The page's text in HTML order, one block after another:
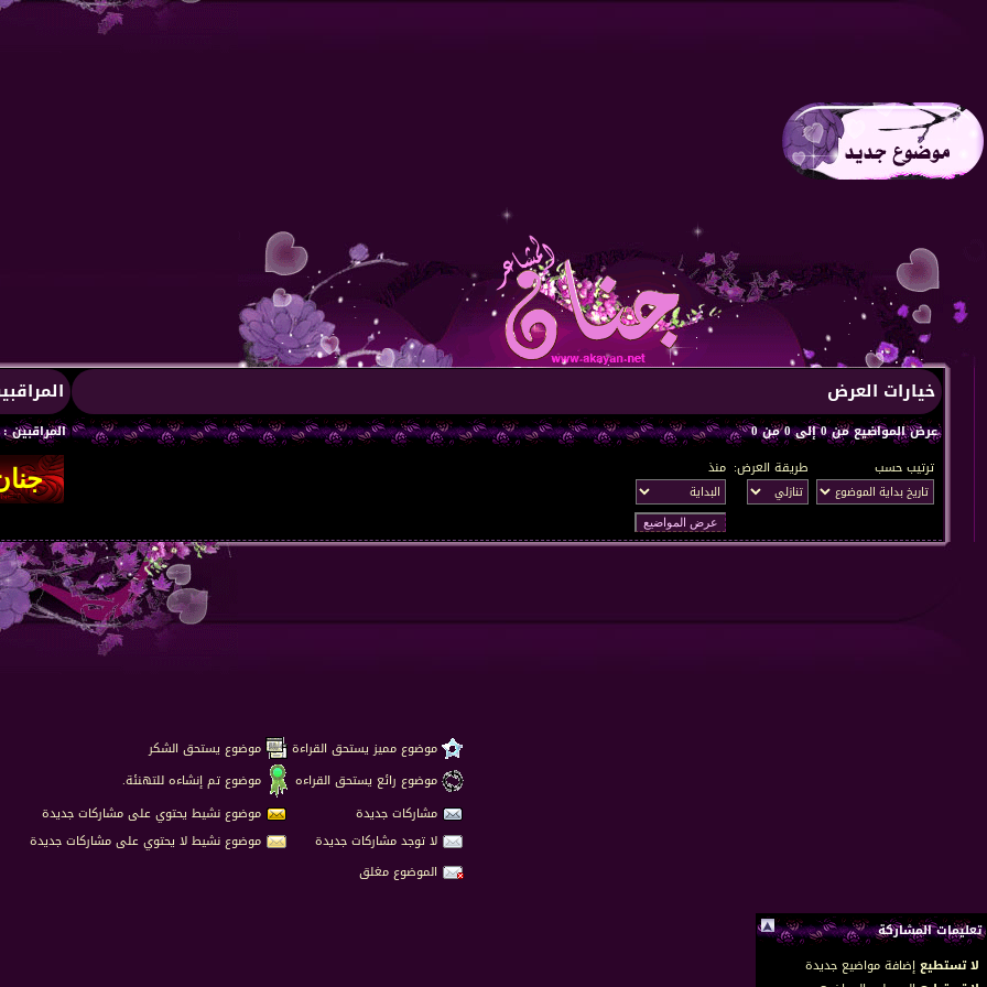
خيارات العرض
عرض المواضيع من 0 إلى 0 من 0
المراقبين : 1
ترتيب حسب
طريقة العرض: منذ
موضوع مميز يستحق القراءة
موضوع يستحق الشكر
موضوع رائع يستحق القراءه
موضوع تم إنشاءه للتهنئة.
مشاركات جديدة
موضوع نشيط يحتوي على مشاركات جديدة
لا توجد مشاركات جديدة
موضوع نشيط لا يحتوي على مشاركات جديدة
الموضوع مغلق
تعليمات المشاركة
لا تستطيعإضافة مواضيع جديدة